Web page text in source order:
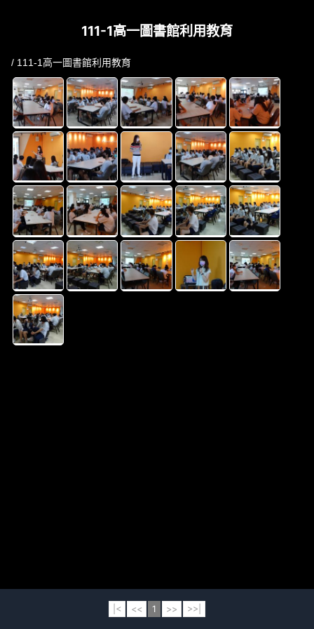
111-1高一圖書館利用教育
/ 111-1高一圖書館利用教育
|< << 1 >> >>|